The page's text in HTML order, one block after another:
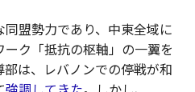
盟勢力であり、中東全域に
ク「抵抗の枢軸」の一翼を
は、レバノンでの停戦が和